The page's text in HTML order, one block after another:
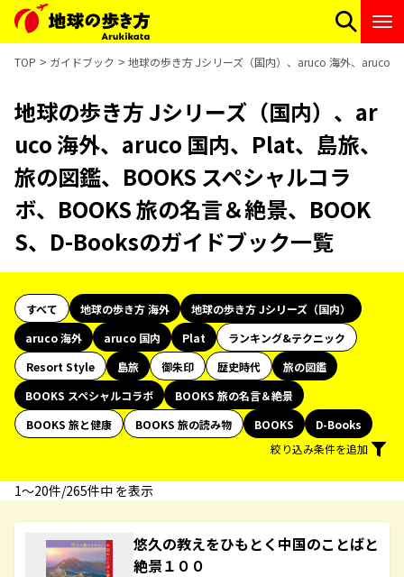
TOP ガイドブック 地球の歩き方 Jシリーズ（国内）、aruco 海外、aruco
地球の歩き方 Jシリーズ（国内）、ar
uco 海外、aruco 国内、Plat、島旅、
旅の図鑑、BOOKS スペシャルコラ
ボ、BOOKS 旅の名言＆絶景、BOOK
S、D-Booksのガイドブック一覧
すべて 地球の歩き方 海外
地球の歩き方 Jシリーズ（国内）
aruco 海外
aruco 国内 Plat
ランキング&テクニック
Resort Style
島旅 御朱印 歴史時代
旅の図鑑
BOOKS スペシャルコラボ
BOOKS 旅の名言＆絶景
BOOKS 旅と健康
BOOKS 旅の読み物 BOOKS
D-Books
絞り込み条件を追加
1〜20件/265件中 を表示
悠久の教えをひもとく中国のことばと
絶景１００